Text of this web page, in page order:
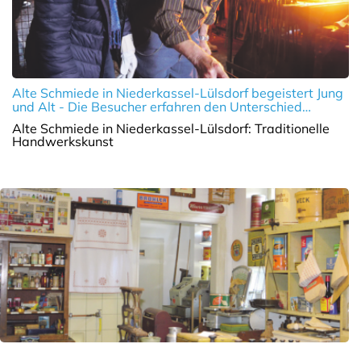
Alte Schmiede in Niederkassel-Lülsdorf begeistert Jung
und Alt - Die Besucher erfahren den Unterschied
zwischen hartem und weichem Stahl.
Alte Schmiede in Niederkassel-Lülsdorf: Traditionelle
Handwerkskunst